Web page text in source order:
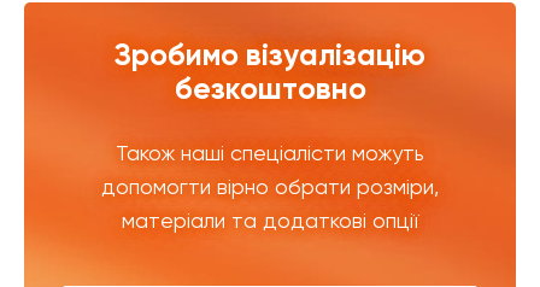
Зробимо візуалізацію
безкоштовно
Також наші спеціалісти можуть
допомогти вірно обрати розміри,
матеріали та додаткові опції